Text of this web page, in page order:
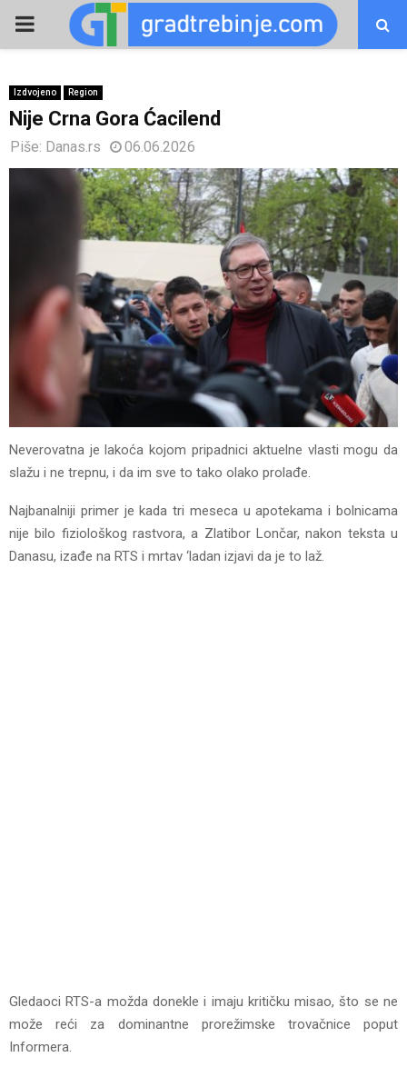
PRIMARY
Izdvojeno Region
Nije Crna Gora Ćacilend
Piše: Danas.rs 06.06.2026
Neverovatna je lakoća kojom pripadnici aktuelne vlasti mogu da
slažu i ne trepnu, i da im sve to tako olako prolađe.
Najbanalniji primer je kada tri meseca u apotekama i bolnicama
nije bilo fiziološkog rastvora, a Zlatibor Lončar, nakon teksta u
Danasu, izađe na RTS i mrtav ‘ladan izjavi da je to laž.
Gledaoci RTS-a možda donekle i imaju kritičku misao, što se ne
može reći za dominantne prorežimske trovačnice poput
Informera.